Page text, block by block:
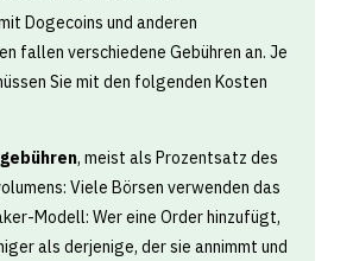
Dogecoins und anderen
fallen verschiedene Gebühren an. Je
Sie mit den folgenden Kosten
, meist als Prozentsatz des
Viele Börsen verwenden das
Modell: Wer eine Order hinzufügt,
als derjenige, der sie annimmt und